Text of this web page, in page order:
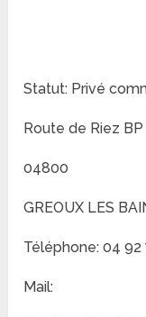
Statut: Privé
Route de Riez BP
04800
GREOUX LES
Téléphone: 04 92
Mail: